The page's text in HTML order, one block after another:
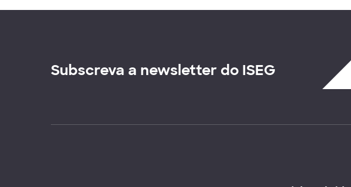
Subscreva a newsletter do ISEG